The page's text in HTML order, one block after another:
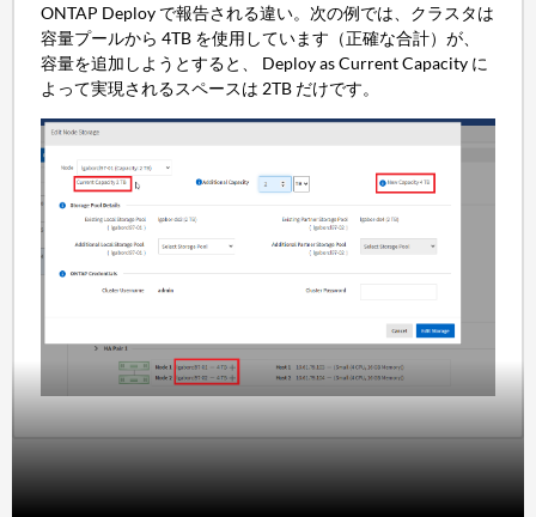
ONTAP Deploy で報告される違い。次の例では、クラスタは
容量プールから 4TB を使用しています（正確な合計）が、
容量を追加しようとすると、 Deploy as Current Capacity に
よって実現されるスペースは 2TB だけです。